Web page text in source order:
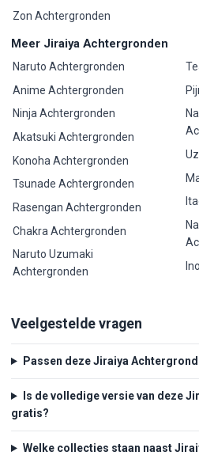
Zon Achtergronden
Meer Jiraiya Achtergronden
Naruto Achtergronden
Anime Achtergronden
Ninja Achtergronden
Akatsuki Achtergronden
Konoha Achtergronden
Tsunade Achtergronden
Rasengan Achtergronden
Chakra Achtergronden
Naruto Uzumaki
Achtergronden
Veelgestelde vragen
Passen deze Jiraiya
Is de volledige versie van deze
gratis?
Welke collecties staan naast